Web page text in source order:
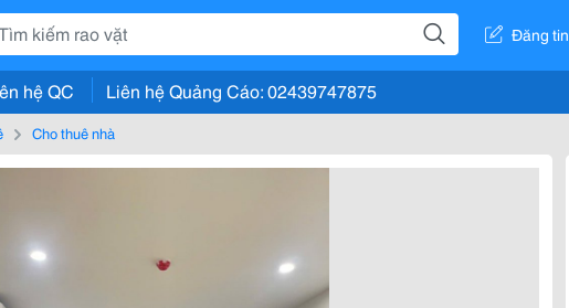
Đăng tin
hệ QC Liên hệ Quảng Cáo: 02439747875
Cho thuê nhà